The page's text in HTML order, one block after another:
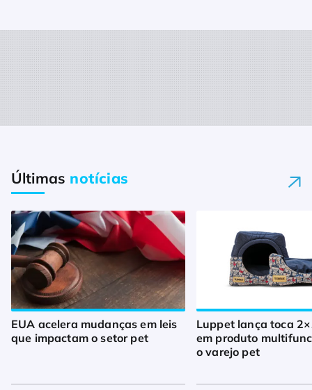
Últimas notícias
EUA acelera mudanças em leis
que impactam o setor pet
Luppet lança toca
em produto
o varejo pet